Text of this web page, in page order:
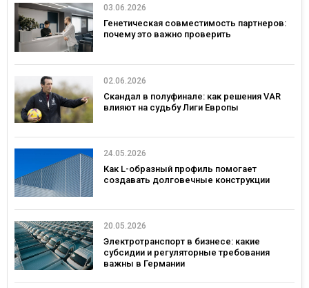
03.06.2026
Генетическая совместимость партнеров:
почему это важно проверить
02.06.2026
Скандал в полуфинале: как решения VAR
влияют на судьбу Лиги Европы
24.05.2026
Как L-образный профиль помогает
создавать долговечные конструкции
20.05.2026
Электротранспорт в бизнесе: какие
субсидии и регуляторные требования
важны в Германии